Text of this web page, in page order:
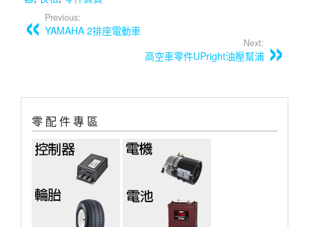
Previous:
YAMAHA 2排座電動車
Next:
高空車零件UPright油壓幫浦
零 配 件 專 區